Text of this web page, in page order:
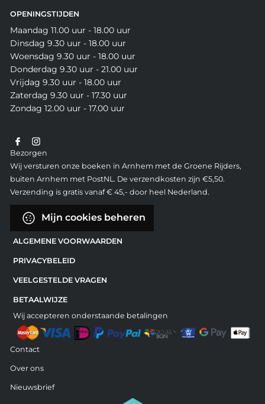
OPENINGSTIJDEN
Maandag 11.00 uur - 18.00 uur
Dinsdag 9.30 uur - 18.00 uur
Woensdag 9.30 uur - 18.00 uur
Donderdag 9.30 uur - 21.00 uur
Vrijdag 9.30 uur - 18.00 uur
Zaterdag 9.30 uur - 17.30 uur
Zondag 12.00 uur - 17.00 uur
Bezorgen
Wij versturen onze boeken in Arnhem met de Groene Rijders,
buiten Arnhem met PostNL. De verzendkosten zijn €5,50.
Verzending is gratis vanaf € 45,- door heel Nederland.
Mijn cookies beheren
ALGEMENE VOORWAARDEN
PRIVACYBELEID
VEELGESTELDE VRAGEN
BETAALWIJZE
Wij accepteren onderstaande betalingen
Contact
Over ons
Nieuwsbrief